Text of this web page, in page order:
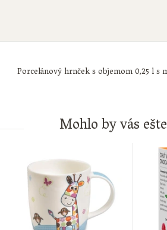
Porcelánový hrnček s objemom 0,25 l s
Mohlo by vás